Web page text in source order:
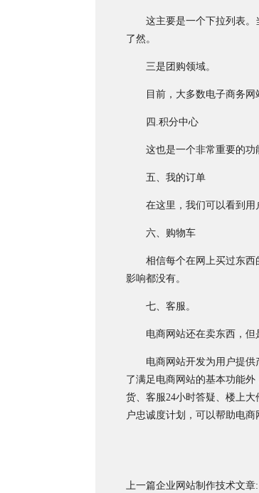
这主要是一个下拉列表。当
了然。
三是团购领域。
目前，大多数电子商务网站
四.积分中心
这也是一个非常重要的功能
五、我的订单
在这里，我们可以看到用户
六、购物车
相信每个在网上买过东西的
影响都没有。
七、客服。
电商网站还在卖东西，但是
电商网站开发为用户提供产
了满足电商网站的基本功能
货、客服24小时答疑、楼上
户忠诚度计划，可以帮助电商
上一篇企业网站制作技术文